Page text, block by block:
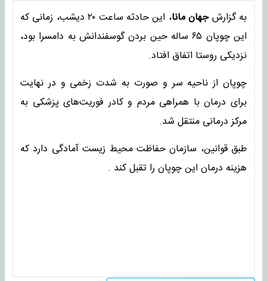
به گزارشجهان مانا
، این حادثه ساعت ۲۰ دیشب، زمانی که
این چوپان ۶۵ ساله حین بردن گوسفندانش به دامسرا بود،
نزدیکی روستا اتفاق افتاد.
چوپان از ناحیه سر و صورت به شدت زخمی و در نهایت
برای درمان با همراهی مردم و کادر فوریت‌های پزشکی به
مرکز درمانی منتقل شد.
طبق قوانین، سازمان حفاظت محیط زیست آمادگی دارد که
هزینه درمان این چوپان را تقبل کند .